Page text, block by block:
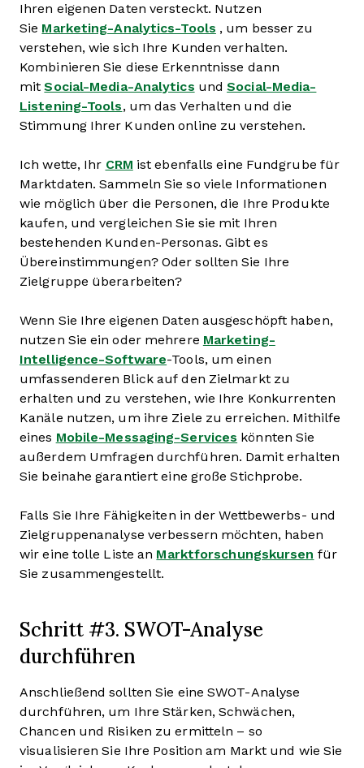
Ihren eigenen Daten versteckt. Nutzen
Sie Marketing-Analytics-Tools , um besser zu
verstehen, wie sich Ihre Kunden verhalten.
Kombinieren Sie diese Erkenntnisse dann
mitSocial-Media-Analytics undSocial-Media-
Listening-Tools, um das Verhalten und die
Stimmung Ihrer Kunden online zu verstehen.
Ich wette, Ihr CRM ist ebenfalls eine Fundgrube für
Marktdaten. Sammeln Sie so viele Informationen
wie möglich über die Personen, die Ihre Produkte
kaufen, und vergleichen Sie sie mit Ihren
bestehenden Kunden-Personas. Gibt es
Übereinstimmungen? Oder sollten Sie Ihre
Zielgruppe überarbeiten?
Wenn Sie Ihre eigenen Daten ausgeschöpft haben,
nutzen Sie ein oder mehrere Marketing-
Intelligence-Software-Tools, um einen
umfassenderen Blick auf den Zielmarkt zu
erhalten und zu verstehen, wie Ihre Konkurrenten
Kanäle nutzen, um ihre Ziele zu erreichen. Mithilfe
eines Mobile-Messaging-Services könnten Sie
außerdem Umfragen durchführen. Damit erhalten
Sie beinahe garantiert eine große Stichprobe.
Falls Sie Ihre Fähigkeiten in der Wettbewerbs- und
Zielgruppenanalyse verbessern möchten, haben
wir eine tolle Liste an Marktforschungskursen für
Sie zusammengestellt.
Schritt #3. SWOT-Analyse
durchführen
Anschließend sollten Sie eine SWOT-Analyse
durchführen, um Ihre Stärken, Schwächen,
Chancen und Risiken zu ermitteln – so
visualisieren Sie Ihre Position am Markt und wie Sie